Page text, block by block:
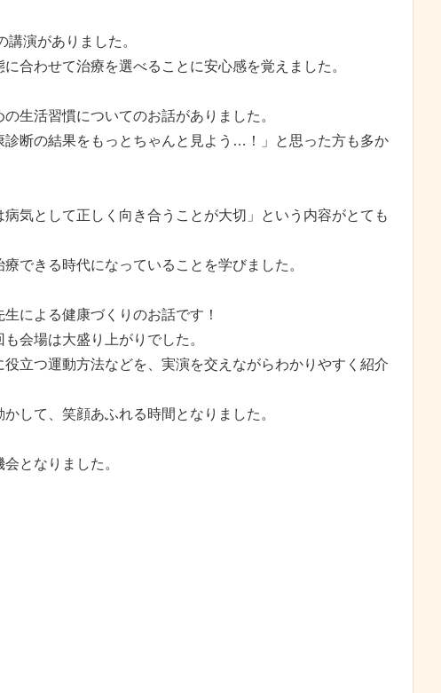
演がありました。
合わせて治療を選べることに安心感を覚えました。
生活習慣についてのお話がありました。
断の結果をもっとちゃんと見よう…！」と思った方も多か
気として正しく向き合うことが大切」という内容がとても
できる時代になっていることを学びました。
による健康づくりのお話です！
会場は大盛り上がりでした。
立つ運動方法などを、実演を交えながらわかりやすく紹介
して、笑顔あふれる時間となりました。
となりました。